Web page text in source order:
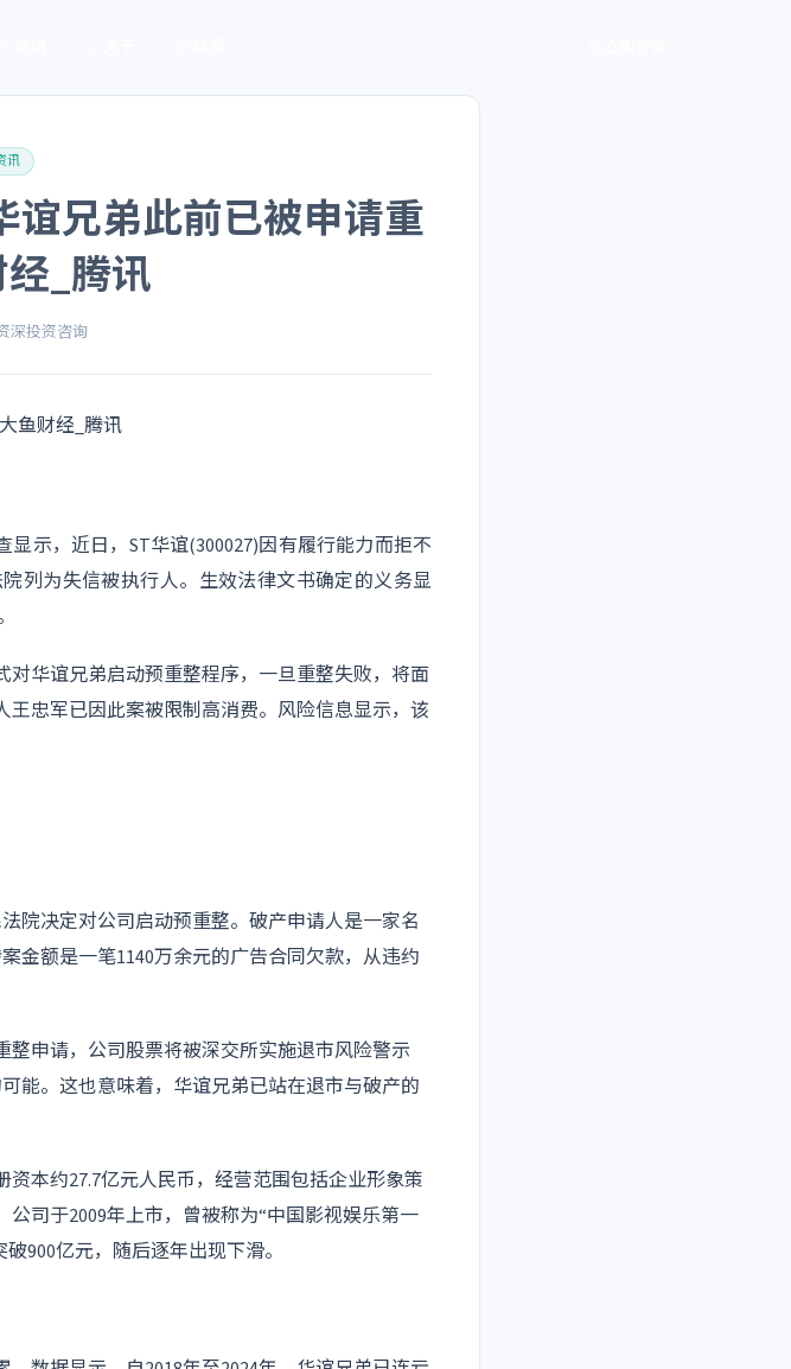
讯
谊兄弟此前已被申请重
_腾讯
深投资咨询
示，近日， ST华谊(300027)因有履行能力而拒不
列为失信被执行人。生效法律文书确定的义务显
对华谊兄弟启动预重整程序，一旦重整失败，将面
忠军已因此案被限制高消费。风险信息显示，该
院决定对公司启动预重整。破产申请人是一家名
金额是一笔1140万余元的广告合同欠款，从违约
申请，公司股票将被深交所实施退市风险警示
能。这也意味着，华谊兄弟已站在退市与破产的
本约27.7亿元人民币，经营范围包括企业形象策
司于2009年上市，曾被称为“中国影视娱乐第一
900亿元，随后逐年出现下滑。